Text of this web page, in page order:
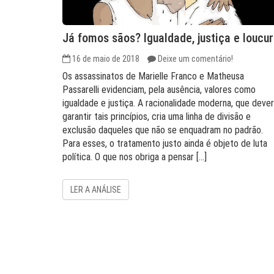
Já fomos sãos? Igualdade, justiça e
16 de maio de 2018 Deixe um comentário!
Os assassinatos de Marielle Franco e Matheusa
Passarelli evidenciam, pela ausência, valores como
igualdade e justiça. A racionalidade moderna, que
garantir tais princípios, cria uma linha de divisão e
exclusão daqueles que não se enquadram no padrão.
Para esses, o tratamento justo ainda é objeto de luta
política. O que nos obriga a pensar […]
LER A ANÁLISE